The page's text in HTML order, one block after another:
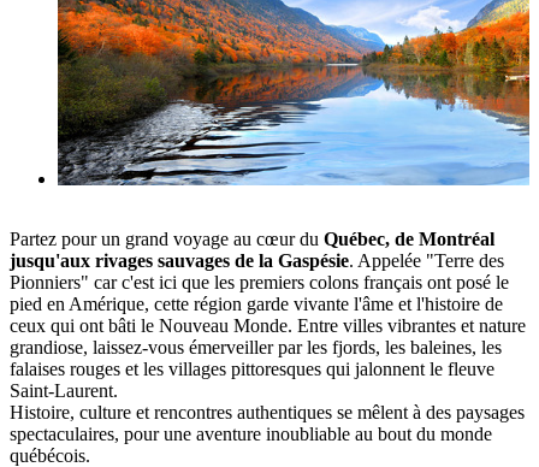
Partez pour un grand voyage au cœur du Québec, de Montréal
jusqu'aux rivages sauvages de la Gaspésie. Appelée "Terre des
Pionniers" car c'est ici que les premiers colons français ont posé le
pied en Amérique, cette région garde vivante l'âme et l'histoire de
ceux qui ont bâti le Nouveau Monde. Entre villes vibrantes et nature
grandiose, laissez-vous émerveiller par les fjords, les baleines, les
falaises rouges et les villages pittoresques qui jalonnent le fleuve
Saint-Laurent.
Histoire, culture et rencontres authentiques se mêlent à des paysages
spectaculaires, pour une aventure inoubliable au bout du monde
québécois.